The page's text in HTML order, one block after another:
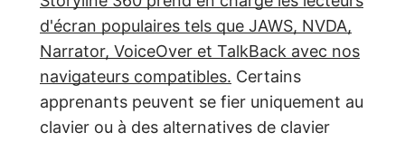
d'écran populaires tels que JAWS, NVDA,
Narrator, VoiceOver et TalkBack avec nos
navigateurs compatibles. Certains
apprenants peuvent se fier uniquement au
clavier ou à des alternatives de clavier